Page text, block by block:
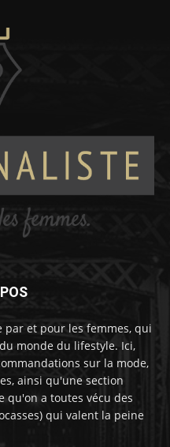
par et pour les femmes, qui
monde du lifestyle. Ici,
sur la mode,
ainsi qu'une section
qu'on a toutes vécu des
qui valent la peine